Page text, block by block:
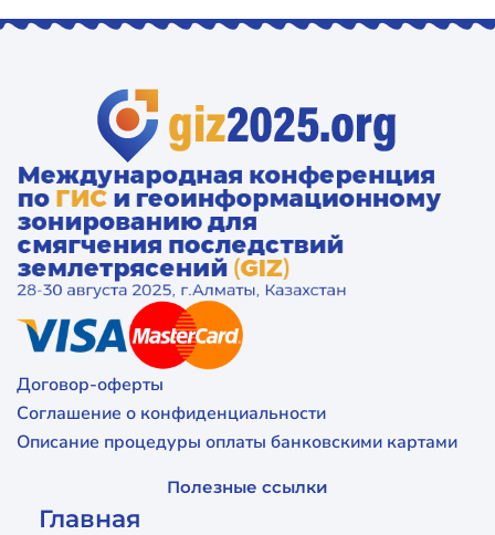
Договор-оферты
Соглашение о конфиденциальности
Описание процедуры оплаты банковскими картами
Полезные ссылки
Главная